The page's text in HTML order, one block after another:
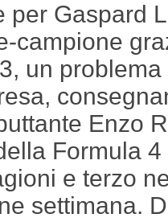
per Gaspard
campione
un
Enzo
Formula
e terzo
settimana.